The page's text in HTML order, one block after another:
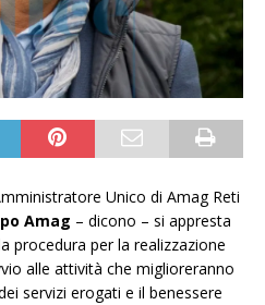
Unico di Amag Reti
Amag – dicono – si appresta
procedura per la realizzazione
alle attività che miglioreranno
servizi erogati e il benessere